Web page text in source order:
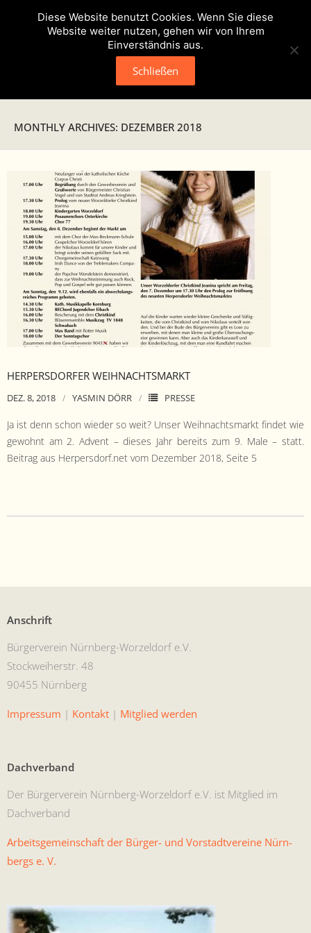
Veranstaltungen
Verein
- Geschichte
- Unser Team
- Satzung
- Mitglied werden
- Flyer
MONTHLY ARCHIVES: DEZEMBER 2018
HERPERSDORFER WEIHNACHTSMARKT
DEZ. 8, 2018 YASMIN DÖRR PRESSE
Ja ist denn schon wieder so weit? Unser Wei­h­nachts­markt find­et wie
gewohnt am 2. Advent – dieses Jahr bere­its zum 9. Male – statt.
Beitrag aus Herpersdorf.net vom Dezem­ber 2018, Seite 5
Anschrift
Bürg­ervere­in Nürn­berg-Worzel­dorf e.V.
Stock­wei­her­str. 48
90455 Nürnberg
Impres­sum | Kon­takt | Mit­glied werden
Dachverband
Der Bürg­ervere­in Nürn­berg-Worzel­dorf e.V. ist Mit­glied im
Dachverband
Arbeits­ge­mein­schaft der Bürg­er- und Vorstadtvere­ine Nürn­
bergs e. V.
Diese Website benutzt Cookies. Wenn Sie diese
Website weiter nutzen, gehen wir von Ihrem
Einverständnis aus.
Schließen